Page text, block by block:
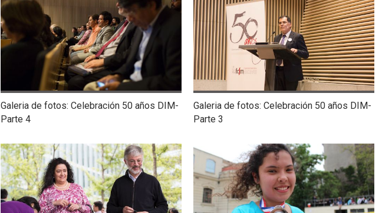
Galeria de fotos: Celebración 50 años DIM-
Parte 4
Galeria de fotos: Celebración 50 años DIM-
Parte 3